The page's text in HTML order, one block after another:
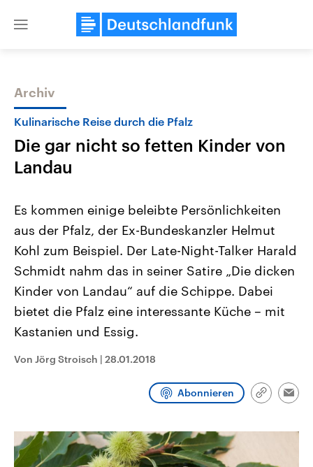
Close
Themen
Landtagswahl Sachsen-Anhalt
2026
Alle Informationen
Sachsen-Anhalt wählt am 6.
September 2026 einen neuen
Landtag. Seit 2021 wird das
Bundesland von einer Koalition aus
Umfragen, Prognosen,
und Hintergründe zu den Parteien
und Kandidaten der anstehenden
USA
Aktuelle Beiträge,
Hintergründe
Wirtschaftlich und
gehören die Vereinigten
den mächtigsten Ländern
mit großem Einfluss auf
Sendungen Programm
Archiv
Kulinarische Reise durch die Pfalz
Die gar nicht so fetten Kinder von
Landau
Es kommen einige beleibte Persönlichkeiten
aus der Pfalz, der Ex-Bundeskanzler Helmut
Kohl zum Beispiel. Der Late-Night-Talker Harald
Schmidt nahm das in seiner Satire „Die dicken
Kinder von Landau“ auf die Schippe. Dabei
bietet die Pfalz eine interessante Küche – mit
Kastanien und Essig.
Von Jörg Stroisch | 28.01.2018
Abonnieren
Link